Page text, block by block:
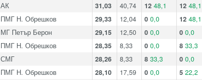
АК 31,03 40,74 12 48,1 12 48,1
ПМГ Н. Обрешков 29,33 12,04 0 0,0 12 48,1
МГ Петър Берон 29,15 12,50 0 0,0 0 0,0
ПМГ Н. Обрешков 28,35 8,33 0 0,0 8 33,3
СМГ 28,26 8,33 8 33,3 0 0,0
ПМГ Н. Обрешков 28,10 17,59 0 0,0 5 22,2